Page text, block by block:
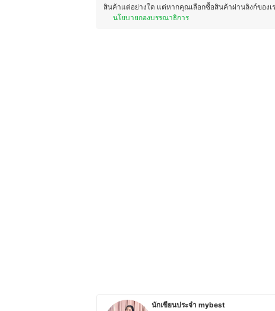
สินค้าแต่อย่างใด แต่หากคุณเลือกซื้อสินค้าผ่านลิงก์ของ
นโยบายกองบรรณาธิการ
นักเขียนประจำ mybest